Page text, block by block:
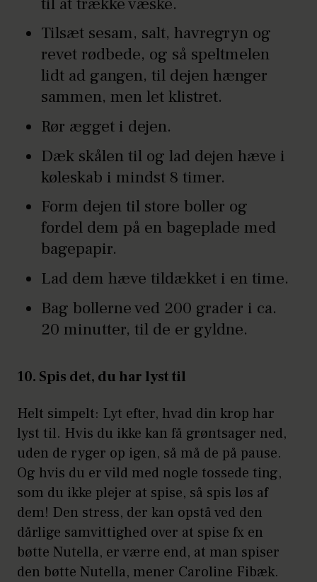
Tilsæt sesam, salt, havregryn og
revet rødbede, og så speltmelen
lidt ad gangen, til dejen hænger
sammen, men let klistret.
Rør ægget i dejen.
Dæk skålen til og lad dejen hæve i
køleskab i mindst 8 timer.
Form dejen til store boller og
fordel dem på en bageplade med
bagepapir.
Lad dem hæve tildækket i en time.
Bag bollerne ved 200 grader i ca.
20 minutter, til de er gyldne.
10. Spis det, du har lyst til
Helt simpelt: Lyt efter, hvad din krop har
lyst til. Hvis du ikke kan få grøntsager ned,
uden de ryger op igen, så må de på pause.
Og hvis du er vild med nogle tossede ting,
som du ikke plejer at spise, så spis løs af
dem! Den stress, der kan opstå ved den
dårlige samvittighed over at spise fx en
bøtte Nutella, er værre end, at man spiser
den bøtte Nutella, mener Caroline Fibæk.